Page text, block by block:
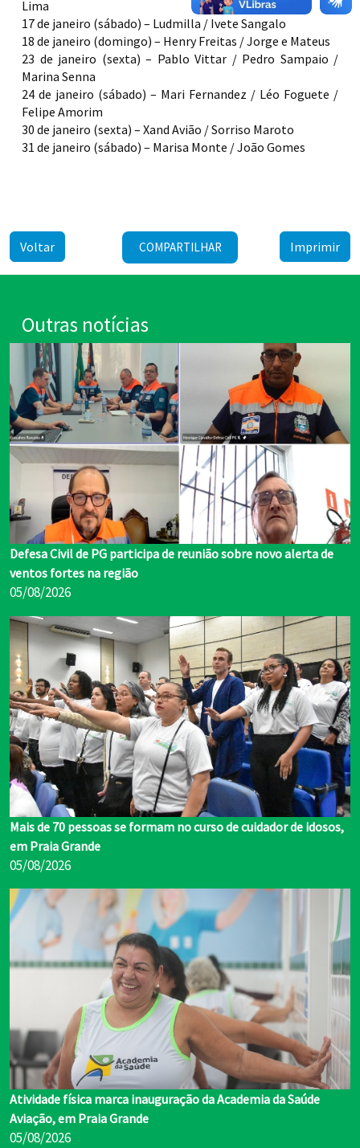
Lima
17 de janeiro (sábado) – Ludmilla / Ivete Sangalo
18 de janeiro (domingo) – Henry Freitas / Jorge e Mateus
23 de janeiro (sexta) – Pablo Vittar / Pedro Sampaio /
Marina Senna
24 de janeiro (sábado) – Mari Fernandez / Léo Foguete /
Felipe Amorim
30 de janeiro (sexta) – Xand Avião / Sorriso Maroto
31 de janeiro (sábado) – Marisa Monte / João Gomes
Voltar COMPARTILHAR Imprimir
Outras notícias
Defesa Civil de PG participa de reunião sobre novo alerta de
ventos fortes na região
05/08/2026
Mais de 70 pessoas se formam no curso de cuidador de idosos,
em Praia Grande
05/08/2026
Atividade física marca inauguração da Academia da Saúde
Aviação, em Praia Grande
05/08/2026